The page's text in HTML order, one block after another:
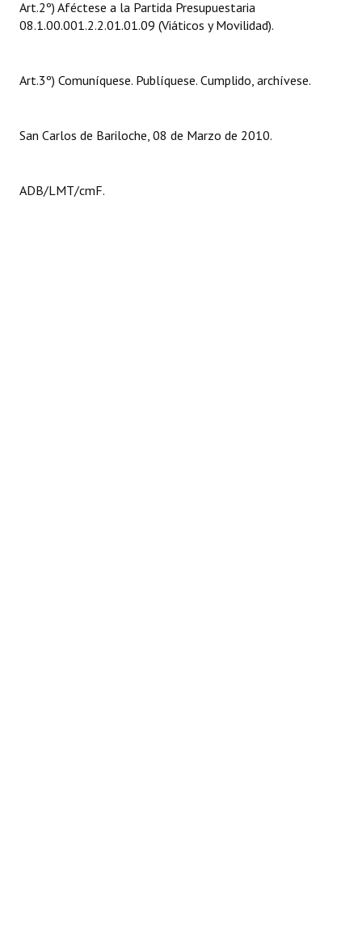
Art.2º) Aféctese a la Partida Presupuestaria
08.1.00.001.2.2.01.01.09 (Viáticos y Movilidad).
Art.3º) Comuníquese. Publíquese. Cumplido, archívese.
San Carlos de Bariloche, 08 de Marzo de 2010.
ADB/LMT/cmF.